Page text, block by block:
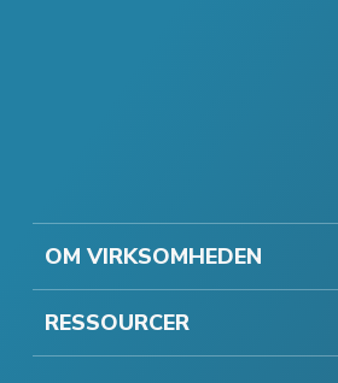
OM VIRKSOMHEDEN
RESSOURCER